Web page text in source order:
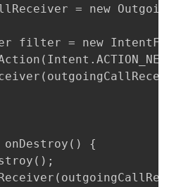
= new
filter = new
{